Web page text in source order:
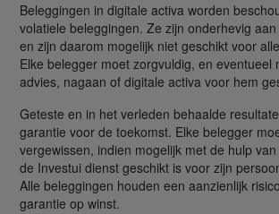
Beleggingen in digitale activa worden
volatiele beleggingen. Ze zijn onderhevig
en zijn daarom mogelijk niet geschikt voor
Elke belegger moet zorgvuldig, en eventueel
advies, nagaan of digitale activa voor hem
Geteste en in het verleden behaalde
garantie voor de toekomst. Elke belegger
vergewissen, indien mogelijk met de hulp
de Investui dienst geschikt is voor zijn
Alle beleggingen houden een aanzienlijk
garantie op winst.